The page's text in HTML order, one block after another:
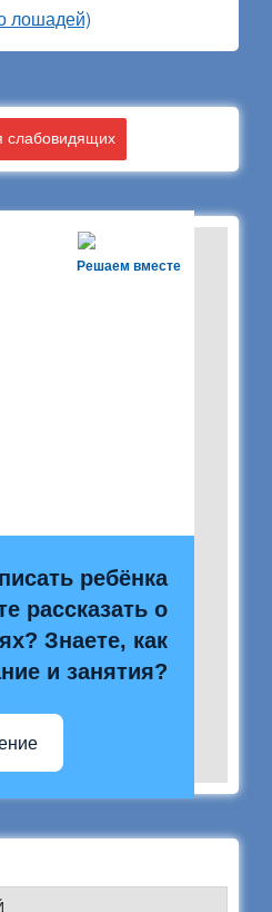
лошадей)
Решаем вместе
ребёнка
рассказать о
Знаете, как
и занятия?